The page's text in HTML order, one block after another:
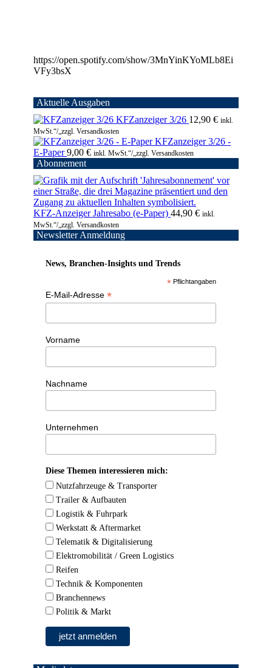
https://open.spotify.com/show/3MnYinKYoMLb8Ei
VFy3bsX
Aktuelle Ausgaben
KFZanzeiger 3/26 12,90 € inkl.
MwSt.“/„zzgl. Versandkosten
KFZanzeiger 3/26 -
E-Paper 9,00 € inkl. MwSt.“/„zzgl. Versandkosten
Abonnement
KFZ-Anzeiger Jahresabo (e-Paper) 44,90 € inkl.
MwSt.“/„zzgl. Versandkosten
Newsletter Anmeldung
News, Branchen-Insights und Trends
* Pflichtangaben
E-Mail-Adresse *
Vorname
Nachname
Unternehmen
Diese Themen interessieren mich:
Nutzfahrzeuge & Transporter
Trailer & Aufbauten
Logistik & Fuhrpark
Werkstatt & Aftermarket
Telematik & Digitalisierung
Elektromobilität / Green Logistics
Reifen
Technik & Komponenten
Branchennews
Politik & Markt